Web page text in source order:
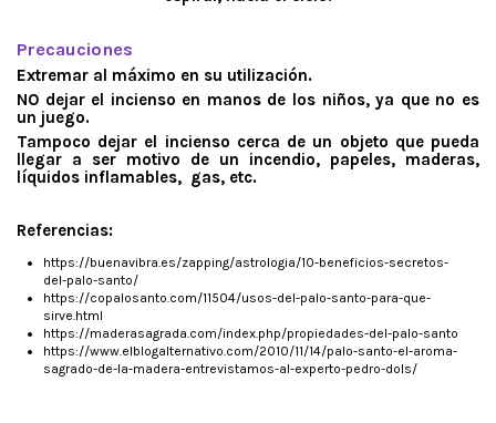
Precauciones
Extremar al máximo en su utilización.
NO dejar el incienso en manos de los niños, ya que no es
un juego.
Tampoco dejar el incienso cerca de un objeto que pueda
llegar a ser motivo de un incendio, papeles, maderas,
líquidos inflamables, gas, etc.
Referencias:
https://buenavibra.es/zapping/astrologia/10-beneficios-secretos-
del-palo-santo/
https://copalosanto.com/11504/usos-del-palo-santo-para-que-
sirve.html
https://maderasagrada.com/index.php/propiedades-del-palo-santo
https://www.elblogalternativo.com/2010/11/14/palo-santo-el-aroma-
sagrado-de-la-madera-entrevistamos-al-experto-pedro-dols/